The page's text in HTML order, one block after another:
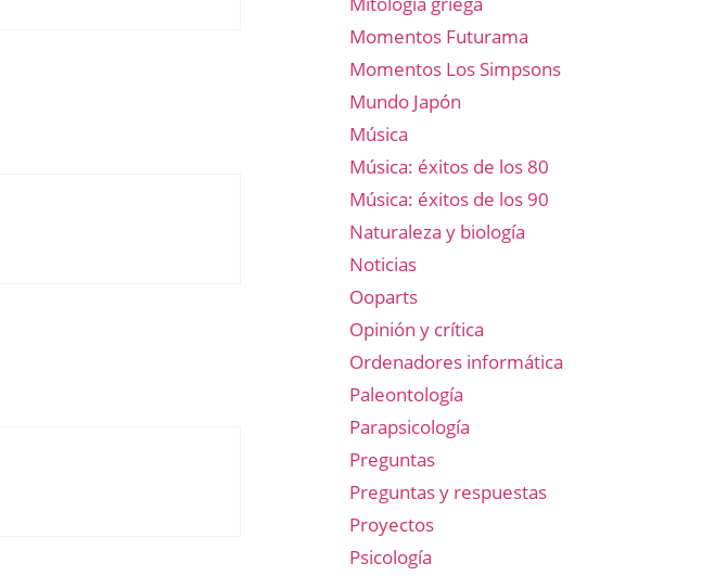
Momentos Futurama
Momentos Los Simpsons
Mundo Japón
Música
Música: éxitos de los 80
Música: éxitos de los 90
Naturaleza y biología
Noticias
Ooparts
Opinión y crítica
Ordenadores informática
Paleontología
Parapsicología
Preguntas
Preguntas y respuestas
Proyectos
Psicología